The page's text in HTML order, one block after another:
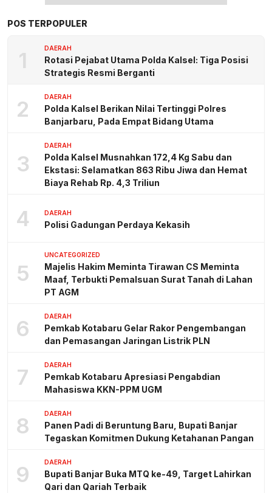
POS TERPOPULER
1 DAERAH
Rotasi Pejabat Utama Polda Kalsel: Tiga Posisi
Strategis Resmi Berganti
2 DAERAH
Polda Kalsel Berikan Nilai Tertinggi Polres
Banjarbaru, Pada Empat Bidang Utama
3
DAERAH
Polda Kalsel Musnahkan 172,4 Kg Sabu dan
Ekstasi: Selamatkan 863 Ribu Jiwa dan Hemat
Biaya Rehab Rp. 4,3 Triliun
4 DAERAH
Polisi Gadungan Perdaya Kekasih
5
UNCATEGORIZED
Majelis Hakim Meminta Tirawan CS Meminta
Maaf, Terbukti Pemalsuan Surat Tanah di Lahan
PT AGM
6 DAERAH
Pemkab Kotabaru Gelar Rakor Pengembangan
dan Pemasangan Jaringan Listrik PLN
7 DAERAH
Pemkab Kotabaru Apresiasi Pengabdian
Mahasiswa KKN-PPM UGM
8 DAERAH
Panen Padi di Beruntung Baru, Bupati Banjar
Tegaskan Komitmen Dukung Ketahanan Pangan
9 DAERAH
Bupati Banjar Buka MTQ ke-49, Target Lahirkan
Qari dan Qariah Terbaik